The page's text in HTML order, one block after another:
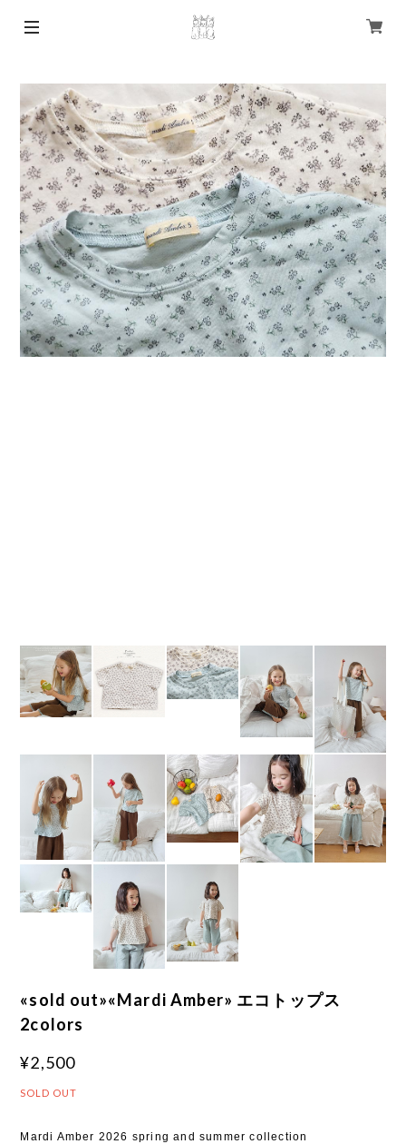
«sold out»«Mardi Amber» エコトップス
2colors
¥2,500
SOLD OUT
Mardi Amber 2026 spring and summer collection